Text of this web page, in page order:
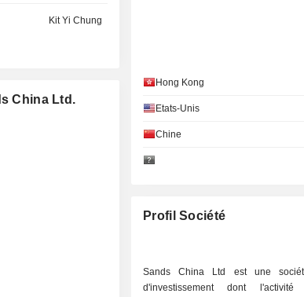
Kit Yi Chung
China Ltd.
Hong Kong
Etats-Unis
Chine
Profil Société
Sands China Ltd est une
d'investissement dont l'activité